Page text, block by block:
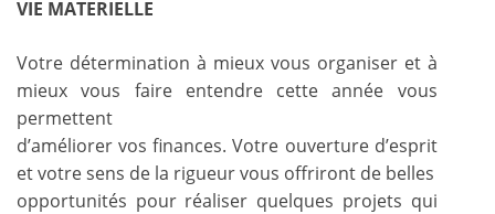
VIE MATERIELLE
Votre détermination à mieux vous organiser et à
mieux vous faire entendre cette année vous
permettent
d’améliorer vos finances. Votre ouverture d’esprit
et votre sens de la rigueur vous offriront de belles
opportunités pour réaliser quelques projets qui